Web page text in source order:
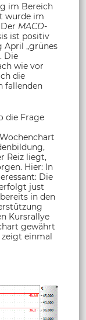
im Bereich
wurde im
MACD-
ist positiv
April „grünes
Die
wie vor
die
fallenden
die Frage
Reiz liegt,
Hier: In
Die
just
in den
Kursrallye
gewährt
einmal